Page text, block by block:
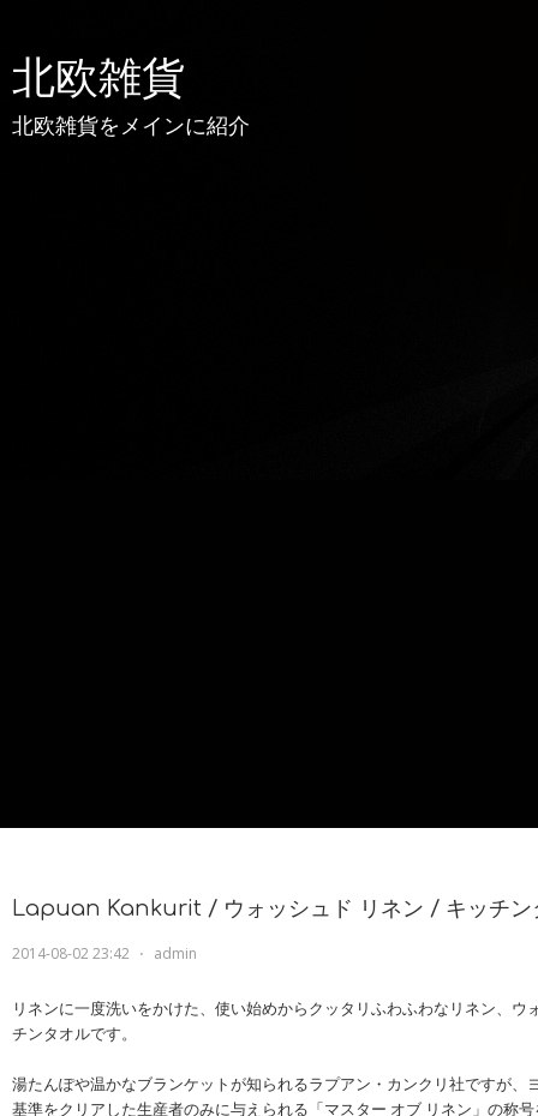
北欧雑貨
北欧雑貨をメインに紹介
Lapuan Kankurit / ウォッシュド リネン / キッチ
2014-08-02 23:42 ⋅ admin
リネンに一度洗いをかけた、使い始めからクッタリふわふわなリネン、ウ
チンタオルです。
湯たんぽや温かなブランケットが知られるラプアン・カンクリ社ですが、
基準をクリアした生産者のみに与えられる「マスター オブ リネン」の称